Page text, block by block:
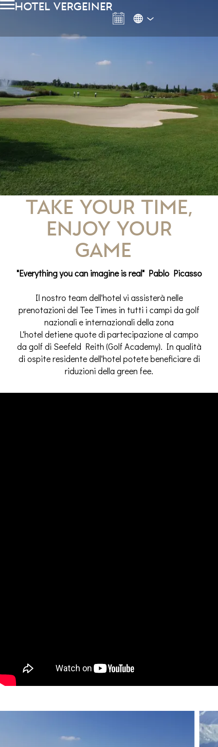
hotel vergeiner
Take your time,
enjoy your
game
"Everything you can imagine is real" Pablo Picasso
Il nostro team dell'hotel vi assisterà nelle
prenotazioni del Tee Times in tutti i campi da golf
nazionali e internazionali della zona
L'hotel detiene quote di partecipazione al campo
da golf di Seefeld Reith (Golf Academy). In qualità
di ospite residente dell'hotel potete beneficiare di
riduzioni della green fee.